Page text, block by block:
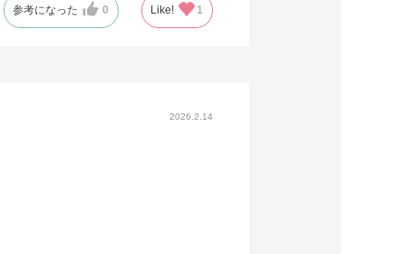
参考になった 0 Like! 1
2026.2.14